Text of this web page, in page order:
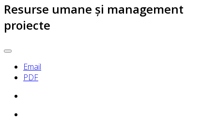
Resurse umane și management
proiecte
Email
PDF